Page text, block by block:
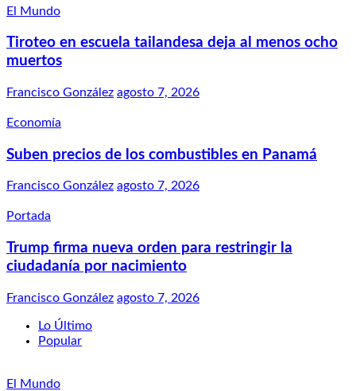
El Mundo
Tiroteo en escuela tailandesa deja al menos ocho
muertos
Francisco González agosto 7, 2026
Economía
Suben precios de los combustibles en Panamá
Francisco González agosto 7, 2026
Portada
Trump firma nueva orden para restringir la
ciudadanía por nacimiento
Francisco González agosto 7, 2026
Lo Último
Popular
El Mundo